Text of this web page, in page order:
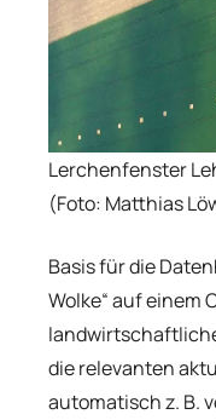
Lerchenfenster
(Foto: Matthias
Basis für die
Wolke“ auf einem
die relevanten
automatisch z. B.